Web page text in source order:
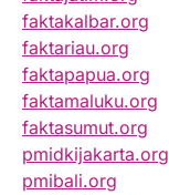
faktakalbar.org
faktariau.org
faktapapua.org
faktamaluku.org
faktasumut.org
pmidkijakarta.org
pmibali.org